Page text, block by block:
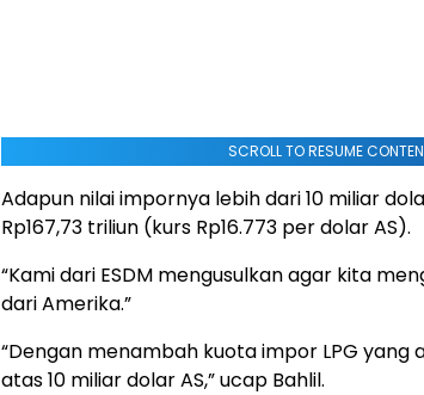
SCROLL TO RESUME
Adapun nilai impornya lebih dari 10 miliar
Rp167,73 triliun (kurs Rp16.773 per dolar AS).
“Kami dari ESDM mengusulkan agar kita
dari Amerika.”
“Dengan menambah kuota impor LPG yang
atas 10 miliar dolar AS,” ucap Bahlil.